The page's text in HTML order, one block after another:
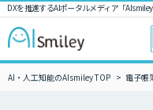
DXを推進するAIポータルメディア「
AI・人工知能のAIsmiley TOP 電子帳